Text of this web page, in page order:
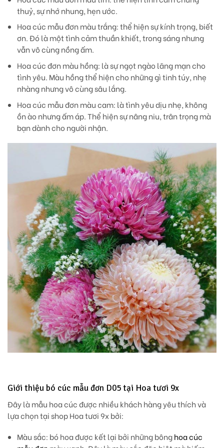
thuỷ, sự nhớ nhung, hẹn ước.
Hoa cúc mẫu đơn màu trắng:thể hiện sự kính trọng, biết
ơn. Đó là một tình cảm thuần khiết, trong sáng nhưng
vẫn vô cùng nồng ấm.
Hoa cúc đơn màu hồng: là sự ngọt ngào lãng mạn cho
tình yêu. Màu hồng thể hiện cho những gì tinh túy, nhẹ
nhàng nhưng vô cùng sâu lắng.
Hoa cúc mẫu đơn màu cam: là tình yêu dịu nhẹ, không
ồn ào nhưng ấm áp. Thể hiện sự nâng niu, trân trọng mà
bạn dành cho người nhận.
Giới thiệu bó cúc mẫu đơn D05 tại Hoa tươi 9x
Đây là mẫu hoa cúc được nhiều khách hàng yêu thích và
lựa chọn tại shop Hoa tươi 9x bởi:
Màu sắc: bó hoa được kết lại bởi những bônghoa cúc